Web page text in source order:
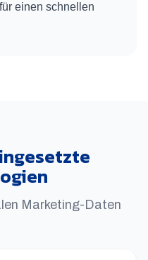
einen schnellen
Marketing-Daten